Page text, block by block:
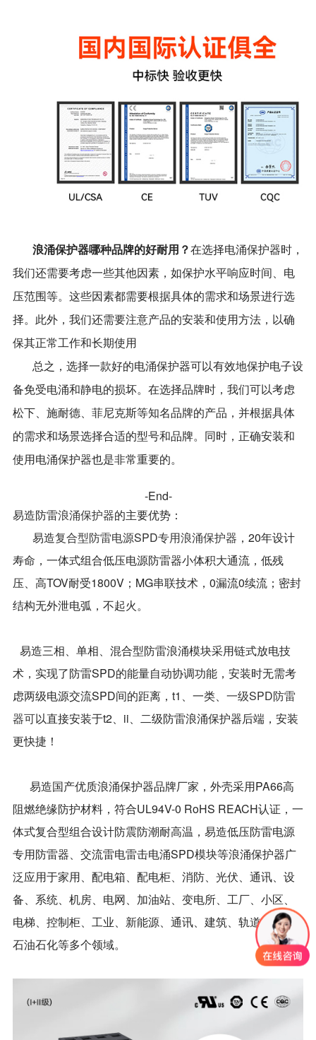
浪涌保护器哪种品牌的好耐用？在选择电涌保护器时，
我们还需要考虑一些其他因素，如保护水平响应时间、电
压范围等。这些因素都需要根据具体的需求和场景进行选
择。此外，我们还需要注意产品的安装和使用方法，以确
保其正常工作和长期使用
总之，选择一款好的电涌保护器可以有效地保护电子设
备免受电涌和静电的损坏。在选择品牌时，我们可以考虑
松下、施耐德、菲尼克斯等知名品牌的产品，并根据具体
的需求和场景选择合适的型号和品牌。同时，正确安装和
使用电涌保护器也是非常重要的。
-End-
易造防雷浪涌保护器的主要优势：
易造复合型防雷电源SPD专用浪涌保护器 ，20年设计
寿命，一体式组合低压电源防雷器小体积大通流，低残
压、高TOV耐受1800V；MG串联技术，0漏流0续流；密封
结构无外泄电弧，不起火。
易造三相、单相、混合型防雷浪涌模块采用链式放电技
术，实现了防雷SPD的能量自动协调功能，安装时无需考
虑两级电源交流SPD间的距离，t1、一类、 一级SPD防雷
器可以直接安装于t2、ii、二级防雷浪涌保护器后端，安装
更快捷！
易造国产优质浪涌保护器品牌厂家，外壳采用PA66高
阻燃绝缘防护材料，符合UL94V-0 RoHS REACH认证，一
体式复合型组合设计防震防潮耐高温，易造低压防雷电源
专用防雷器、交流雷电雷击电涌SPD模块等浪涌保护器广
泛应用于家用、配电箱、配电柜、消防、光伏、通讯、设
备、系统、机房、电网、加油站、变电所、工厂、小区、
电梯、控制柜、工业、新能源、通讯、建筑、轨道交通、
石油石化等多个领域。